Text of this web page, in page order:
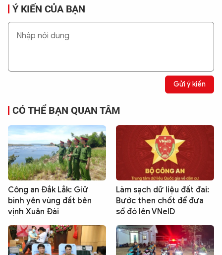
Ý KIẾN CỦA BẠN
Gửi ý kiến
CÓ THỂ BẠN QUAN TÂM
Công an Đắk Lắk: Giữ
bình yên vùng đất bên
vịnh Xuân Đài
Làm sạch dữ liệu đất đai:
Bước then chốt để đưa
sổ đỏ lên VNeID